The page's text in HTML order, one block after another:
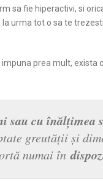
sa fie hiperactivi, si
urma tot o sa te
prea mult, exista
sau cu înălţimea
greutăţii şi
numai în